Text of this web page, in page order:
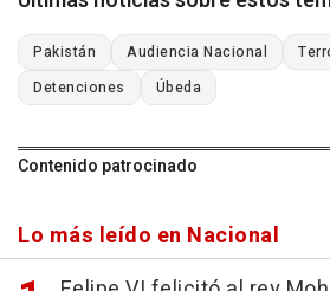
Pakistán Audiencia Nacional
Detenciones
Úbeda
Contenido patrocinado
Lo más leído en Nacional